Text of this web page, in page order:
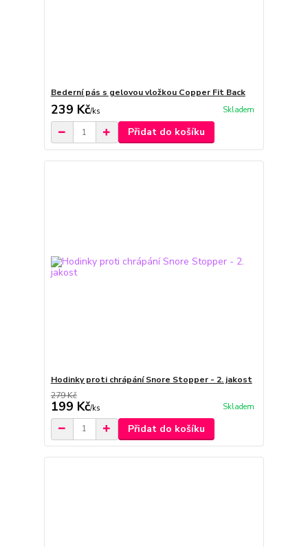
Bederní pás s gelovou vložkou Copper Fit Back
239 Kč/ks Skladem
Přidat do košíku
Hodinky proti chrápání Snore Stopper - 2. jakost
279 Kč
199 Kč/ks Skladem
Přidat do košíku